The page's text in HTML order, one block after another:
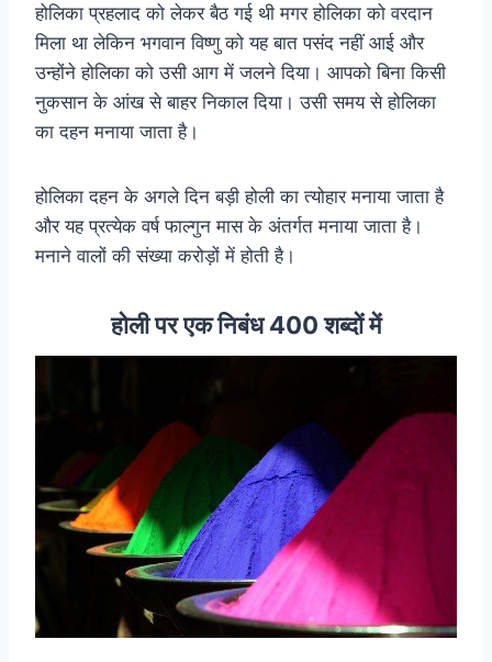
होलिका प्रहलाद को लेकर बैठ गई थी मगर होलिका को वरदान
मिला था लेकिन भगवान विष्णु को यह बात पसंद नहीं आई और
उन्होंने होलिका को उसी आग में जलने दिया। आपको बिना किसी
नुकसान के आंख से बाहर निकाल दिया। उसी समय से होलिका
का दहन मनाया जाता है।
होलिका दहन के अगले दिन बड़ी होली का त्योहार मनाया जाता है
और यह प्रत्येक वर्ष फाल्गुन मास के अंतर्गत मनाया जाता है।
मनाने वालों की संख्या करोड़ों में होती है।
होली पर एक निबंध 400 शब्दों में